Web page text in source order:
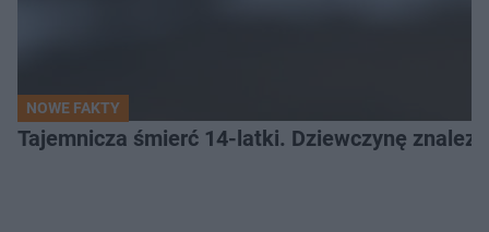
NOWE FAKTY
Tajemnicza śmierć 14-latki. Dziewczynę